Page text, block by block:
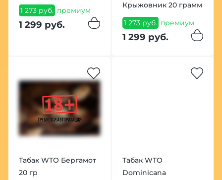
1 273 руб. премиум
1 299 руб.
Крыжовник 20 грамм
1 273 руб. премиум
1 299 руб.
Табак WTO Бергамот
20 гр
Табак WTO
Dominicana